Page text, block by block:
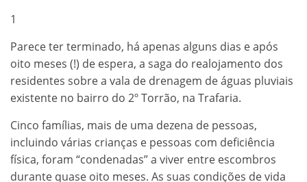
1
Parece ter terminado, há apenas alguns dias e após
oito meses (!) de espera, a saga do realojamento dos
residentes sobre a vala de drenagem de águas pluviais
existente no bairro do 2º Torrão, na Trafaria.
Cinco famílias, mais de uma dezena de pessoas,
incluindo várias crianças e pessoas com deficiência
física, foram “condenadas” a viver entre escombros
durante quase oito meses. As suas condições de vida